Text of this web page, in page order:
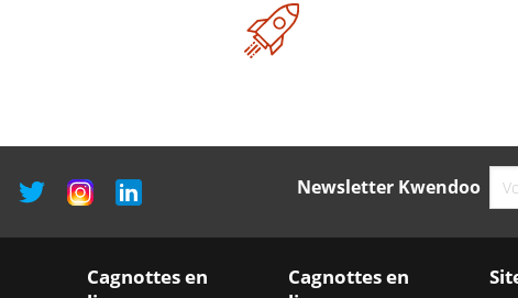
Newsletter Kwendoo
Cagnottes en
Cagnottes en